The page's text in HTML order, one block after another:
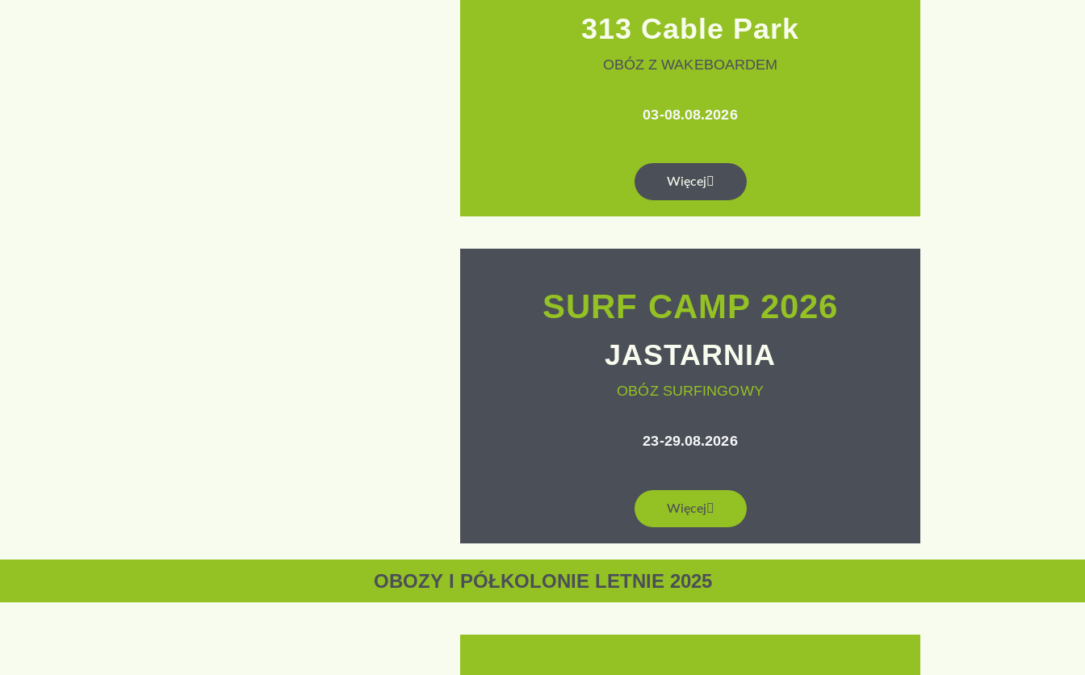
313 Cable Park
OBÓZ Z WAKEBOARDEM
03-08.08.2026
Więcej
SURF CAMP 2026
JASTARNIA
OBÓZ SURFINGOWY
23-29.08.2026
Więcej
OBOZY I PÓŁKOLONIE LETNIE 2025